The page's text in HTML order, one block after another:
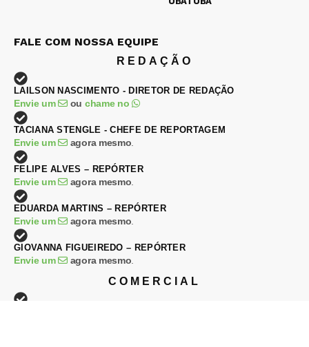
FALE COM NOSSA EQUIPE
REDAÇÃO
LAILSON NASCIMENTO - DIRETOR DE REDAÇÃO
Envie um ou chame no
TACIANA STENGLE - CHEFE DE REPORTAGEM
Envie um agora mesmo
FELIPE ALVES – REPÓRTER
Envie um agora mesmo
EDUARDA MARTINS – REPÓRTER
Envie um agora mesmo
GIOVANNA FIGUEIREDO – REPÓRTER
Envie um agora mesmo
COMERCIAL